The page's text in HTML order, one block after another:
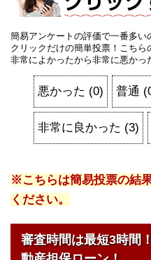
簡易アンケートの評価で一番多い
クリックだけの簡単投票！こちら
非常によかったから非常に悪かっ
悪かった (0) 普通 (
非常に良かった (3)
※こちらは簡易投票の結
ください。
審査時間は最短3時間